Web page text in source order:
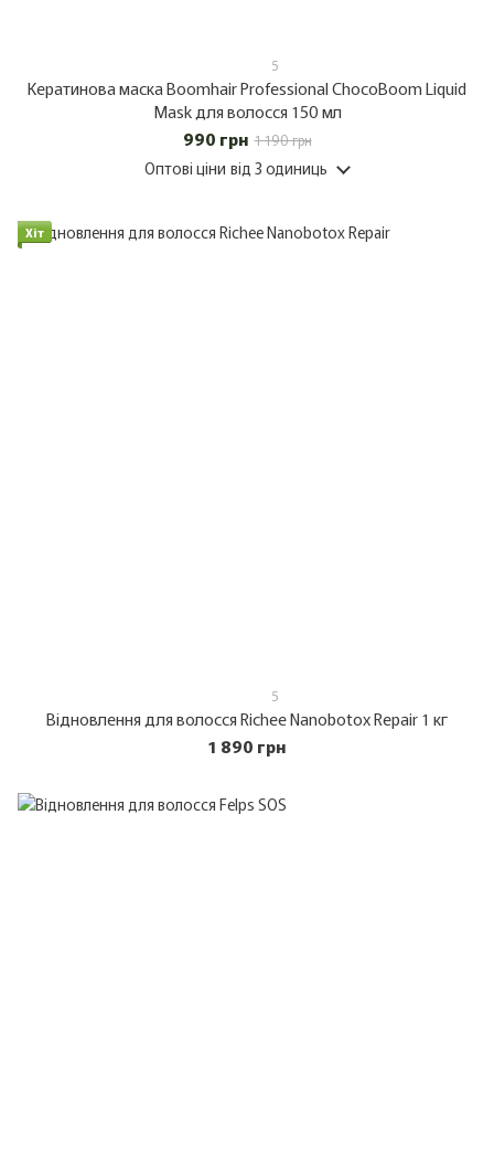
5
Кератинова маска Boomhair Professional ChocoBoom Liquid
Mask для волосся 150 мл
990 грн 1 190 грн
Оптові ціни від 3 одиниць
Хіт
5
Відновлення для волосся Richee Nanobotox Repair 1 кг
1 890 грн